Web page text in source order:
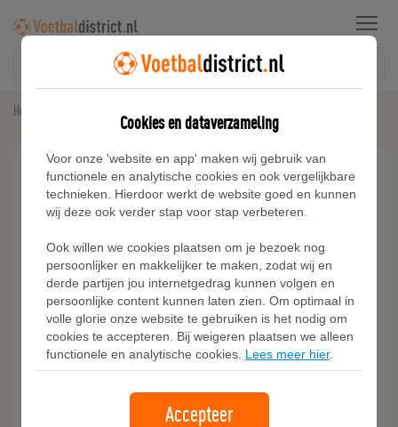
Menu
Home
Cookies en dataverzameling
Voor onze 'website en app' maken wij gebruik van
functionele en analytische cookies en ook vergelijkbare
technieken. Hierdoor werkt de website goed en kunnen
wij deze ook verder stap voor stap verbeteren.
Ook willen we cookies plaatsen om je bezoek nog
persoonlijker en makkelijker te maken, zodat wij en
derde partijen jou internetgedrag kunnen volgen en
persoonlijke content kunnen laten zien. Om optimaal in
volle glorie onze website te gebruiken is het nodig om
cookies te accepteren. Bij weigeren plaatsen we alleen
functionele en analytische cookies. Lees meer hier.
Accepteer